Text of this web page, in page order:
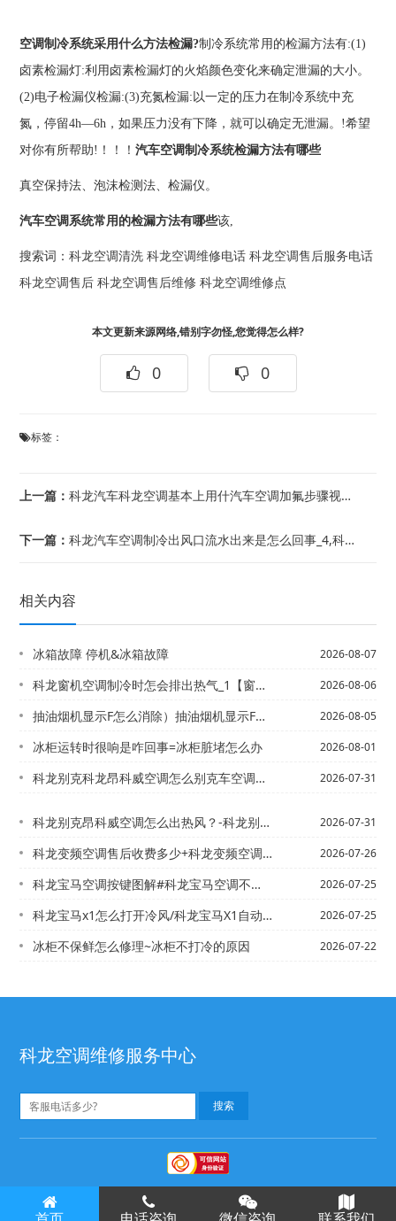
空调制冷系统采用什么方法检漏?制冷系统常用的检漏方法有:(1)
卤素检漏灯:利用卤素检漏灯的火焰颜色变化来确定泄漏的大小。
(2)电子检漏仪检漏:(3)充氮检漏:以一定的压力在制冷系统中充
氮，停留4h—6h，如果压力没有下降，就可以确定无泄漏。!希望
对你有所帮助!！！！汽车空调制冷系统检漏方法有哪些
真空保持法、泡沫检测法、检漏仪。
汽车空调系统常用的检漏方法有哪些该,
搜索词：科龙空调清洗 科龙空调维修电话 科龙空调售后服务电话
科龙空调售后 科龙空调售后维修 科龙空调维修点
本文更新来源网络,错别字勿怪,您觉得怎么样?
0 0
标签：
上一篇：科龙汽车科龙空调基本上用什汽车空调加氟步骤视频教程_12@么制冷剂- 怎么看制冷...
下一篇：科龙汽车空调制冷出风口流水出来是怎么回事_4,科龙汽车空调制冷出风口流水出来是怎...
相关内容
冰箱故障 停机&冰箱故障 2026-08-07
科龙窗机空调制冷时怎会排出热气_1【窗机空调制冷效果怎么样_8 2026-08-06
抽油烟机显示F怎么消除）抽油烟机显示F怎么消除师傅发布 2026-08-05
冰柜运转时很响是咋回事=冰柜脏堵怎么办 2026-08-01
科龙别克科龙昂科威空调怎么别克车空调怎么开冷风_13\出热风？-科龙别克车空调怎... 2026-07-31
科龙别克昂科威空调怎么出热风？-科龙别克车空调怎么开冷风_12 2026-07-31
科龙变频空调售后收费多少+科龙变频空调售后收费多少钱官方发布 2026-07-26
科龙宝马空调按键图解#科龙宝马空调不制冷是什么原因？_9 2026-07-25
科龙宝马x1怎么打开冷风/科龙宝马X1自动空调最大制冷键不起作用是什么原因_1 2026-07-25
冰柜不保鲜怎么修理~冰柜不打冷的原因 2026-07-22
科龙空调维修服务中心
Copyright © 科龙空调维修版权所有